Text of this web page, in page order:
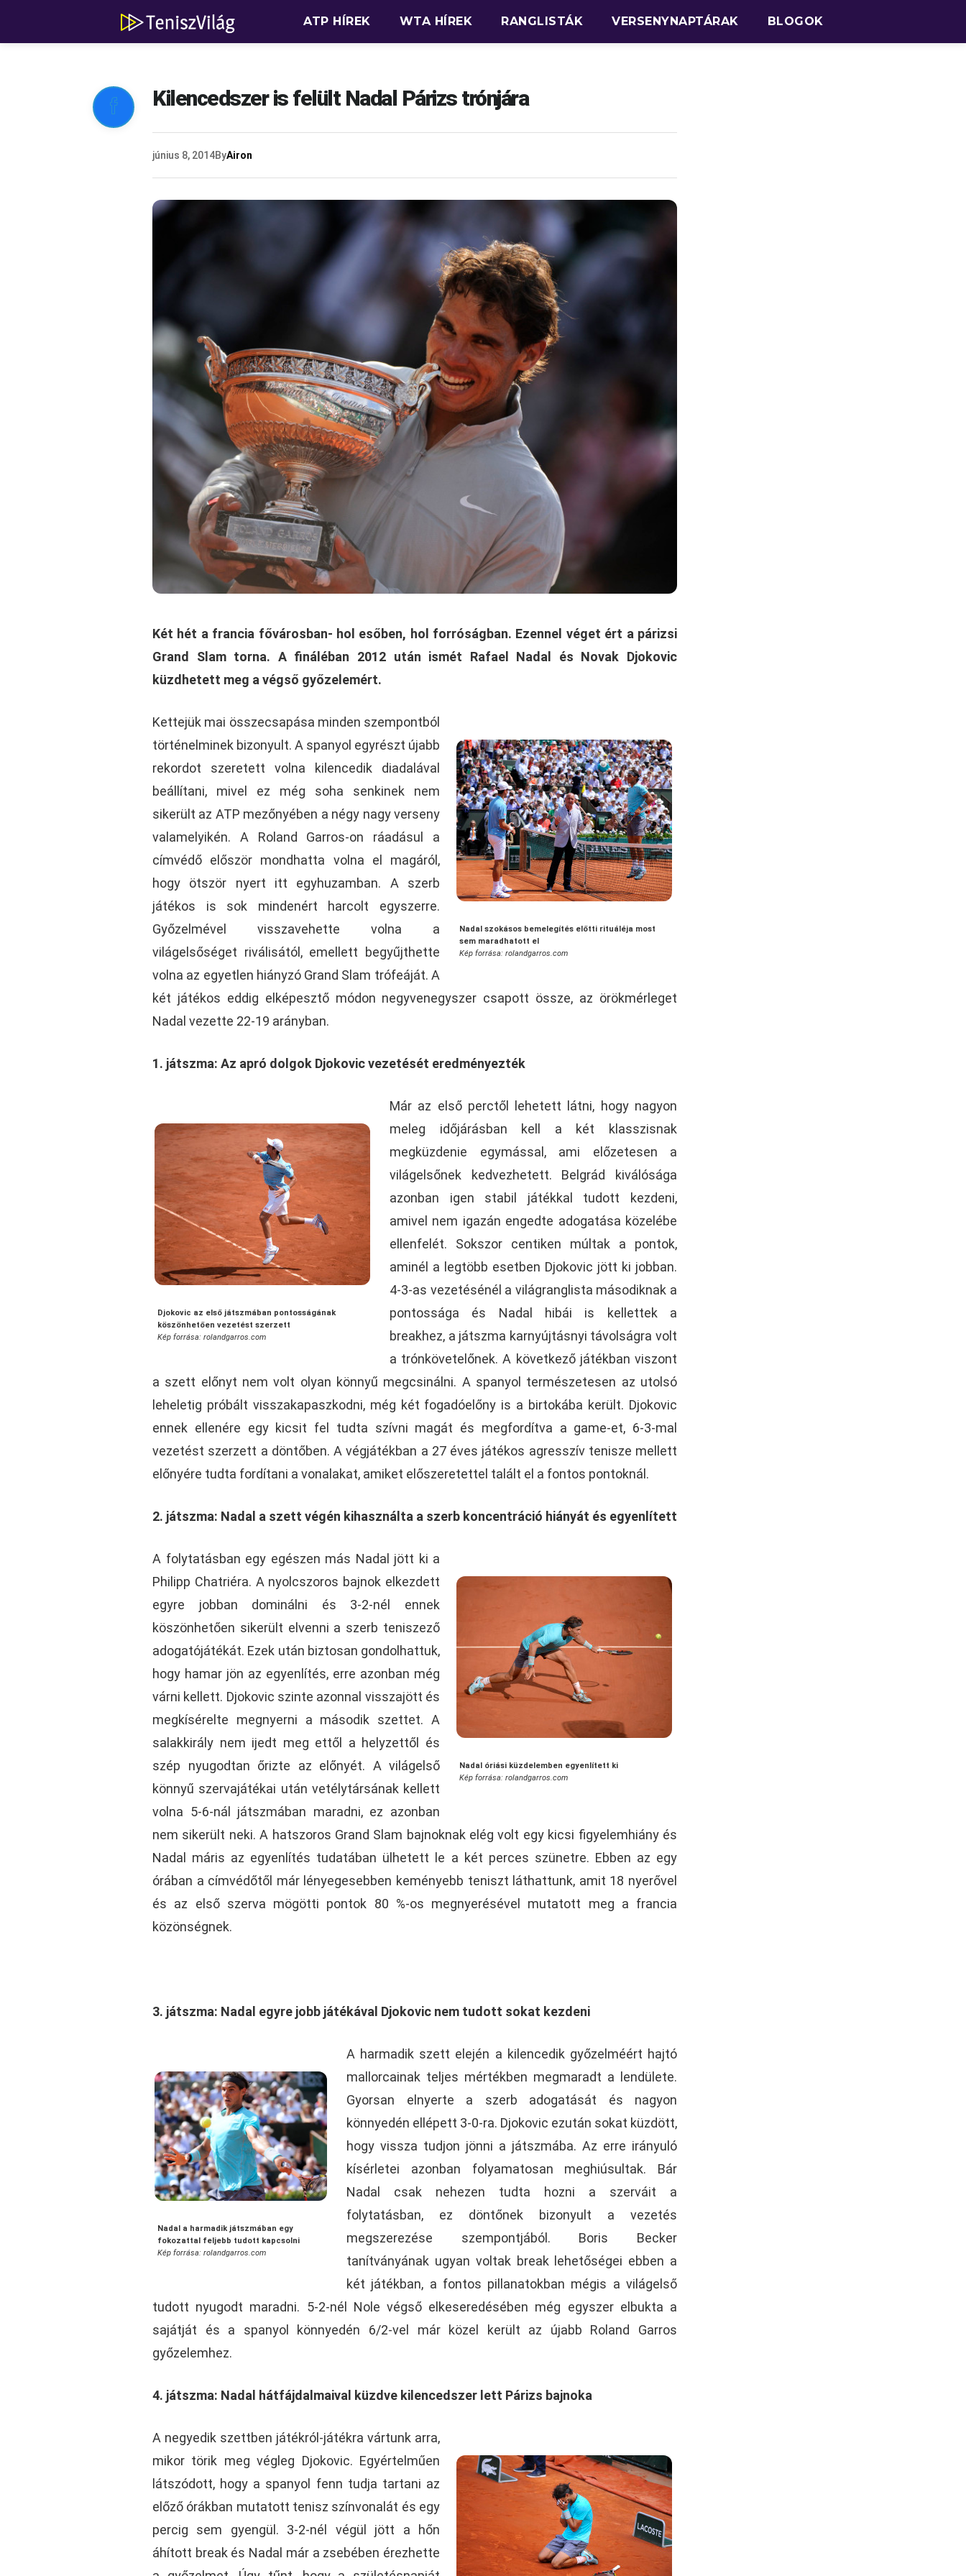
ATP HÍREK WTA HÍREK RANGLISTÁK VERSENYNAPTÁRAK BLOGOK
 Kilencedszer is felült Nadal Párizs trónjára
június 8, 2014ByAiron
Két hét a francia fővárosban- hol esőben, hol forróságban. Ezennel véget ért a párizsi
Grand Slam torna. A fináléban 2012 után ismét Rafael Nadal és Novak Djokovic
küzdhetett meg a végső győzelemért.
Nadal szokásos bemelegítés előtti rituáléja most
sem maradhatott el
Kép forrása: rolandgarros.com
Kettejük mai összecsapása minden szempontból
történelminek bizonyult. A spanyol egyrészt újabb
rekordot szeretett volna kilencedik diadalával
beállítani, mivel ez még soha senkinek nem
sikerült az ATP mezőnyében a négy nagy verseny
valamelyikén. A Roland Garros-on ráadásul a
címvédő először mondhatta volna el magáról,
hogy ötször nyert itt egyhuzamban. A szerb
játékos is sok mindenért harcolt egyszerre.
Győzelmével visszavehette volna a
világelsőséget riválisától, emellett begyűjthette
volna az egyetlen hiányzó Grand Slam trófeáját. A
két játékos eddig elképesztő módon negyvenegyszer csapott össze, az örökmérleget
Nadal vezette 22-19 arányban.
1. játszma: Az apró dolgok Djokovic vezetését eredményezték
Djokovic az első játszmában pontosságának
köszönhetően vezetést szerzett
Kép forrása: rolandgarros.com
Már az első perctől lehetett látni, hogy nagyon
meleg időjárásban kell a két klasszisnak
megküzdenie egymással, ami előzetesen a
világelsőnek kedvezhetett. Belgrád kiválósága
azonban igen stabil játékkal tudott kezdeni,
amivel nem igazán engedte adogatása közelébe
ellenfelét. Sokszor centiken múltak a pontok,
aminél a legtöbb esetben Djokovic jött ki jobban.
4-3-as vezetésénél a világranglista másodiknak a
pontossága és Nadal hibái is kellettek a
breakhez, a játszma karnyújtásnyi távolságra volt
a trónkövetelőnek. A következő játékban viszont
a szett előnyt nem volt olyan könnyű megcsinálni. A spanyol természetesen az utolsó
leheletig próbált visszakapaszkodni, még két fogadóelőny is a birtokába került. Djokovic
ennek ellenére egy kicsit fel tudta szívni magát és megfordítva a game-et, 6-3-mal
vezetést szerzett a döntőben. A végjátékban a 27 éves játékos agresszív tenisze mellett
előnyére tudta fordítani a vonalakat, amiket előszeretettel talált el a fontos pontoknál.
2. játszma: Nadal a szett végén kihasználta a szerb koncentráció hiányát és egyenlített
Nadal óriási küzdelemben egyenlített ki
Kép forrása: rolandgarros.com
A folytatásban egy egészen más Nadal jött ki a
Philipp Chatriéra. A nyolcszoros bajnok elkezdett
egyre jobban dominálni és 3-2-nél ennek
köszönhetően sikerült elvenni a szerb teniszező
adogatójátékát. Ezek után biztosan gondolhattuk,
hogy hamar jön az egyenlítés, erre azonban még
várni kellett. Djokovic szinte azonnal visszajött és
megkísérelte megnyerni a második szettet. A
salakkirály nem ijedt meg ettől a helyzettől és
szép nyugodtan őrizte az előnyét. A világelső
könnyű szervajátékai után vetélytársának kellett
volna 5-6-nál játszmában maradni, ez azonban
nem sikerült neki. A hatszoros Grand Slam bajnoknak elég volt egy kicsi figyelemhiány és
Nadal máris az egyenlítés tudatában ülhetett le a két perces szünetre. Ebben az egy
órában a címvédőtől már lényegesebben keményebb teniszt láthattunk, amit 18 nyerővel
és az első szerva mögötti pontok 80 %-os megnyerésével mutatott meg a francia
közönségnek.
3. játszma: Nadal egyre jobb játékával Djokovic nem tudott sokat kezdeni
Nadal a harmadik játszmában egy
fokozattal feljebb tudott kapcsolni
Kép forrása: rolandgarros.com
A harmadik szett elején a kilencedik győzelméért hajtó
mallorcainak teljes mértékben megmaradt a lendülete.
Gyorsan elnyerte a szerb adogatását és nagyon
könnyedén ellépett 3-0-ra. Djokovic ezután sokat küzdött,
hogy vissza tudjon jönni a játszmába. Az erre irányuló
kísérletei azonban folyamatosan meghiúsultak. Bár
Nadal csak nehezen tudta hozni a szerváit a
folytatásban, ez döntőnek bizonyult a vezetés
megszerezése szempontjából. Boris Becker
tanítványának ugyan voltak break lehetőségei ebben a
két játékban, a fontos pillanatokban mégis a világelső
tudott nyugodt maradni. 5-2-nél Nole végső elkeseredésében még egyszer elbukta a
sajátját és a spanyol könnyedén 6/2-vel már közel került az újabb Roland Garros
győzelemhez.
4. játszma: Nadal hátfájdalmaival küzdve kilencedszer lett Párizs bajnoka
A negyedik szettben játékról-játékra vártunk arra,
mikor törik meg végleg Djokovic. Egyértelműen
látszódott, hogy a spanyol fenn tudja tartani az
előző órákban mutatott tenisz színvonalát és egy
percig sem gyengül. 3-2-nél végül jött a hőn
áhított break és Nadal már a zsebében érezhette